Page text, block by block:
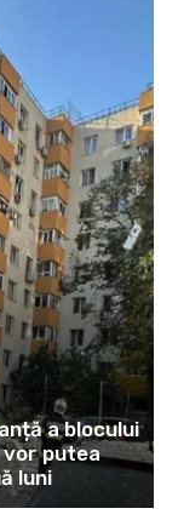
a blocului
putea
luni